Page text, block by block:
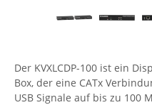
IT Netzwerktechnik /
Gefen
Gude
Der KVXLCDP-100 ist ein
Box, der eine CATx
USB Signale auf bis zu 100